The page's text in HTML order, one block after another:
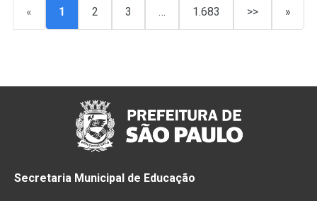
« 1 2 3 … 1.683 >> »
Secretaria Municipal de Educação